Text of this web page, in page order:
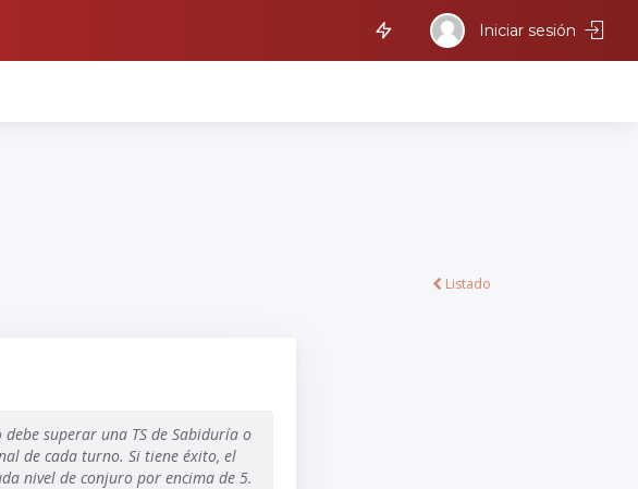
Iniciar sesión
Listado
superar una TS de Sabiduría o
de cada turno. Si tiene éxito, el
nivel de conjuro por encima de 5.